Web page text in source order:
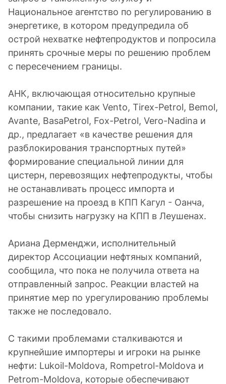
Национальное агентство по регулированию в
энергетике, в котором предупредила об
острой нехватке нефтепродуктов и попросила
принять срочные меры по решению проблем
с пересечением границы.
АНК, включающая относительно крупные
компании, такие как Vento, Tirex-Petrol, Bemol,
Avante, BasaPetrol, Fox-Petrol, Vero-Nadina и
др., предлагает «в качестве решения для
разблокирования транспортных путей»
формирование специальной линии для
цистерн, перевозящих нефтепродукты, чтобы
не останавливать процесс импорта и
разрешение на проезд в КПП Кагул - Оанча,
чтобы снизить нагрузку на КПП в Леушенах.
Ариана Дерменджи, исполнительный
директор Ассоциации нефтяных компаний,
сообщила, что пока не получила ответа на
отправленный запрос. Реакции властей на
принятие мер по урегулированию проблемы
также не последовало.
С такими проблемами сталкиваются и
крупнейшие импортеры и игроки на рынке
нефти: Lukoil-Moldova, Rompetrol-Moldova и
Petrom-Moldova, которые обеспечивают